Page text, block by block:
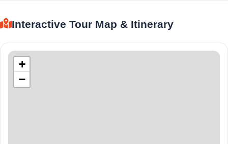
Interactive Tour Map & Itinerary
+
−